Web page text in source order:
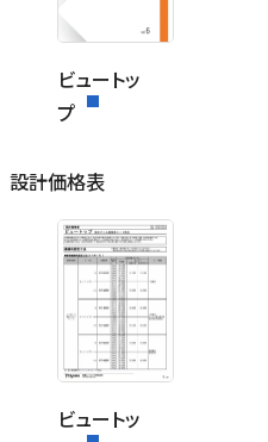
ビュートッ
プ
設計価格表
ビュートッ